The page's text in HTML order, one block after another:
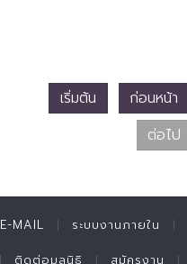
เริ่มต้น ก่อนหน้า
ต่อไป
E-MAIL ระบบงานภายใน
ติดต่อมูลนิธิ สมัครงาน